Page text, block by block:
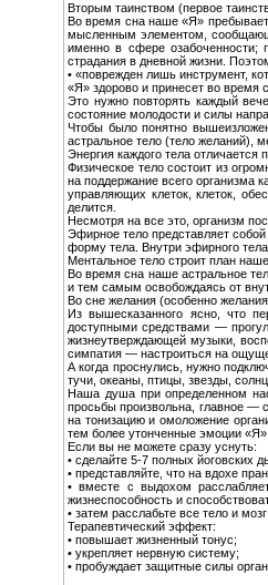
Вторым таинством (первое
Во время сна наше «Я»
мысленным элементом,
именно в сфере озабоченности;
страдания в дневной жизни.
• «поврежден лишь инструмент,
«Я» здорово и принесет во время
Это нужно повторять каждый
состояние молодости и силы
Чтобы было понятно
астральное тело (тело желаний),
Энергия каждого тела отличается
Физическое тело состоит из
на поддержание всего организма
управляющих клеток, клеток,
делится.
Несмотря на все это, организм
Эфирное тело представляет
форму тела. Внутри эфирного
Ментальное тело строит план
Во время сна наше астральное
и тем самым освобождаясь от
Во сне желания (особенно
Из вышесказанного ясно, что
доступными средствами —
жизнеутверждающей музыки,
симпатия — настроиться на
А когда проснулись, нужно
тучи, океаны, птицы, звезды,
Наша душа при определенном
просьбы произвольна, главное —
на тонизацию и омоложение
тем более утонченные эмоции
Если вы не можете сразу уснуть:
• сделайте 5-7 полных йоговских
• представляйте, что на вдохе
• вместе с выдохом
жизнеспособность и
• затем расслабьте все тело и
Терапевтический эффект:
• повышает жизненный тонус;
• укрепляет нервную систему;
• пробуждает защитные силы